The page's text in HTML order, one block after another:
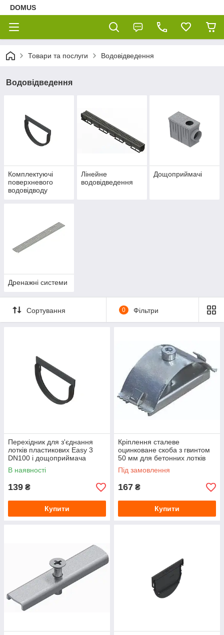
DOMUS
Товари та послуги Водовідведення
Водовідведення
Комплектуючі
поверхневого
водовідводу
Лінейне
водовідведення
Дощоприймачі
Дренажні системи
Сортування 0 Фільтри
Перехідник для з'єднання
лотків пластикових Easy 3
DN100 і дощоприймача
В наявності
139 ₴
Купити
Кріплення сталеве
оцинковане скоба з гвинтом
50 мм для бетонних лотків
Base DN100
Під замовлення
167 ₴
Купити